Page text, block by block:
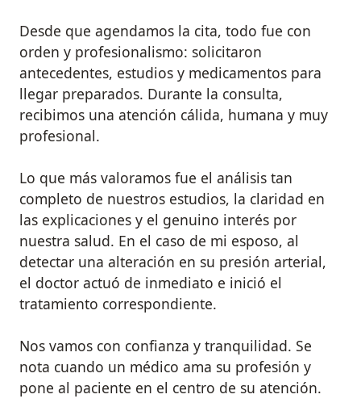
Desde que agendamos la cita, todo fue con
orden y profesionalismo: solicitaron
antecedentes, estudios y medicamentos para
llegar preparados. Durante la consulta,
recibimos una atención cálida, humana y muy
profesional.
Lo que más valoramos fue el análisis tan
completo de nuestros estudios, la claridad en
las explicaciones y el genuino interés por
nuestra salud. En el caso de mi esposo, al
detectar una alteración en su presión arterial,
el doctor actuó de inmediato e inició el
tratamiento correspondiente.
Nos vamos con confianza y tranquilidad. Se
nota cuando un médico ama su profesión y
pone al paciente en el centro de su atención.